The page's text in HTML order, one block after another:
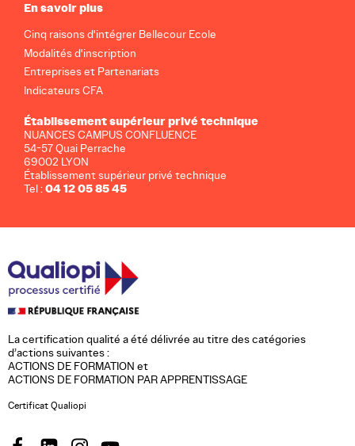
En savoir plus
Cinq raisons d'intégrer Bellecour Ecole
Modalités d'inscription
Entreprises et Partenariats
Indicateurs CFA
Établissement supérieur privé technique
NUANCES CAMPUS CONFLUENCE
54-57 Quai Perrache
69002 LYON
Établissement supérieur privé technique
Tel :04 12 05 85 45
La certification qualité a été délivrée au titre des catégories
d’actions suivantes :
ACTIONS DE FORMATION et
ACTIONS DE FORMATION PAR APPRENTISSAGE
Certificat Qualiopi